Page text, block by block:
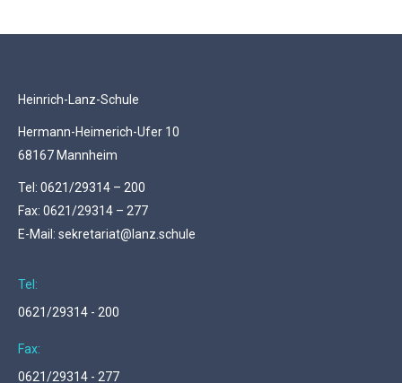
Heinrich-Lanz-Schule
Hermann-Heimerich-Ufer 10
68167 Mannheim
Tel: 0621/29314 – 200
Fax: 0621/29314 – 277
E-Mail: sekretariat@lanz.schule
Tel:
0621/29314 - 200
Fax:
0621/29314 - 277